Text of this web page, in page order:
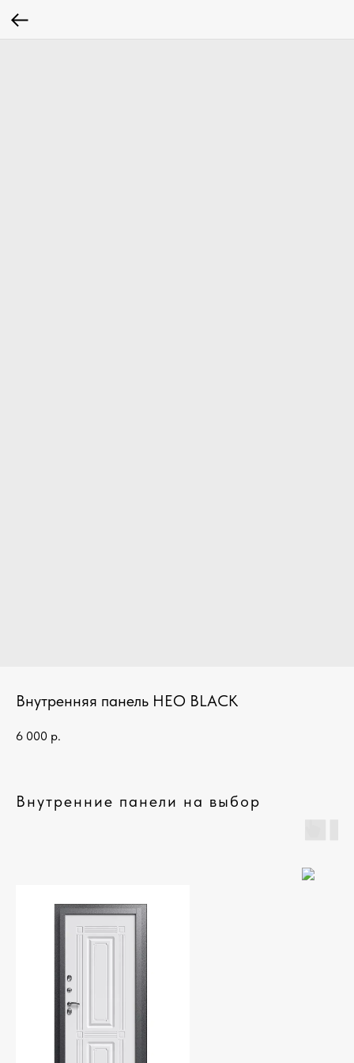
Внутренняя панель НЕО BLACK
6 000 р.
Внутренние панели на выбор